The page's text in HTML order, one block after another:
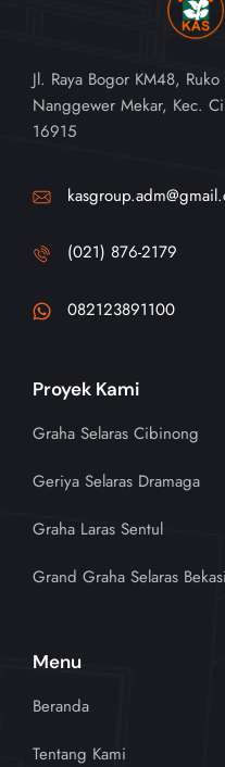
Jl. Raya Bogor KM48,
Nanggewer Mekar, Kec.
16915
(021) 876-2179
082123891100
Proyek Kami
Graha Selaras Cibinong
Geriya Selaras Dramaga
Graha Laras Sentul
Grand Graha Selaras Bekasi
Menu
Beranda
Tentang Kami